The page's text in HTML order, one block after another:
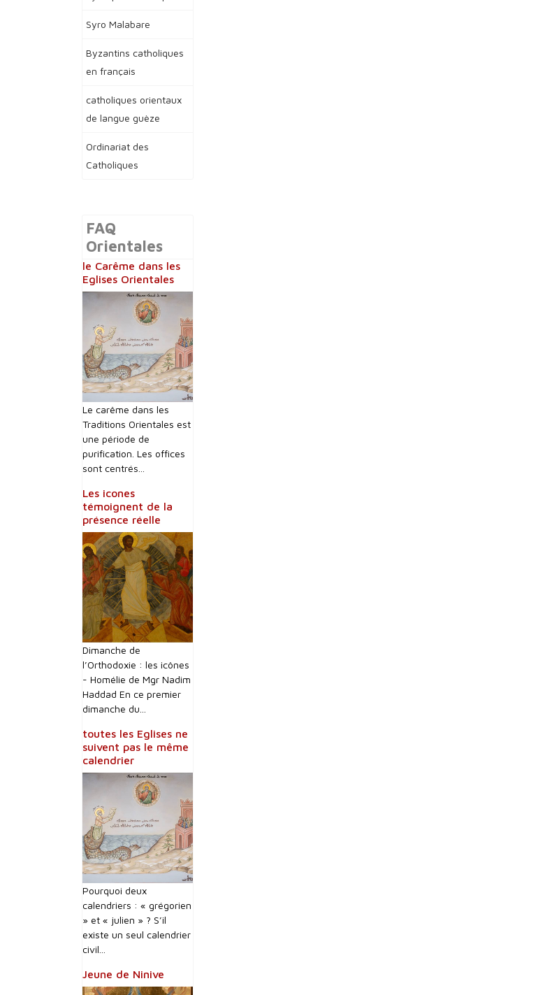
Syro Malabare
Byzantins catholiques
en français
catholiques orientaux
de langue guèze
Ordinariat des
Catholiques
FAQ
Orientales
le Carême dans les
Eglises Orientales
Le carême dans les
Traditions Orientales est
une période de
purification. Les offices
sont centrés...
Les icones
témoignent de la
présence réelle
Dimanche de
l’Orthodoxie : les icônes
- Homélie de Mgr Nadim
Haddad En ce premier
dimanche du...
toutes les Eglises ne
suivent pas le même
calendrier
Pourquoi deux
calendriers : « grégorien
» et « julien » ? S’il
existe un seul calendrier
civil...
Jeune de Ninive